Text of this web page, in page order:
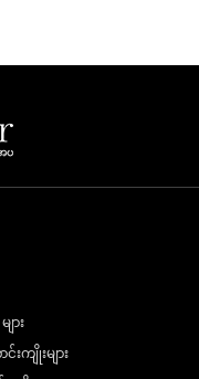
း
းကျိုးများ